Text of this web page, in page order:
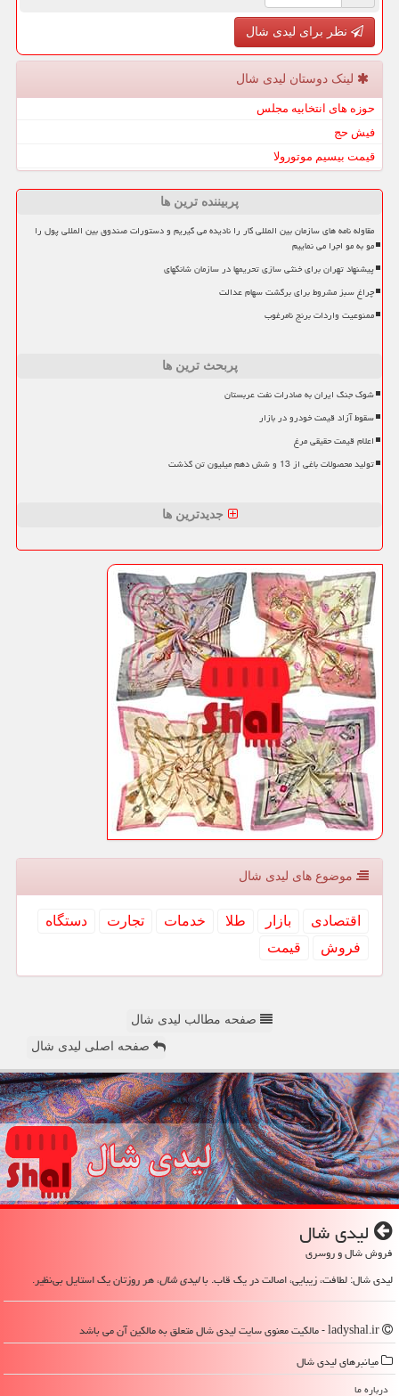
نظر برای لیدی شال
لینک دوستان لیدی شال
حوزه های انتخابیه مجلس
فیش حج
قیمت بیسیم موتورولا
پربیننده ترین ها
مقاوله نامه های سازمان بین المللی کار را نادیده می گیریم و دستورات صندوق بین المللی پول را
مو به مو اجرا می نماییم
پیشنهاد تهران برای خنثی سازی تحریمها در سازمان شانگهای
چراغ سبز مشروط برای برگشت سهام عدالت
ممنوعیت واردات برنج نامرغوب
پربحث ترین ها
شوک جنگ ایران به صادرات نفت عربستان
سقوط آزاد قیمت خودرو در بازار
اعلام قیمت حقیقی مرغ
تولید محصولات باغی از 13 و شش دهم میلیون تن گذشت
جدیدترین ها
موضوع های لیدی شال
اقتصادی بازار طلا خدمات تجارت
دستگاه
فروش
قیمت
صفحه مطالب لیدی شال
صفحه اصلی لیدی شال
لیدی شال
فروش شال و روسری
لیدی شال: لطافت، زیبایی، اصالت در یک قاب. بالیدی شال، هر روزتان یک استایل بی‌نظیر.
میانبرهای لیدی شال
درباره ما